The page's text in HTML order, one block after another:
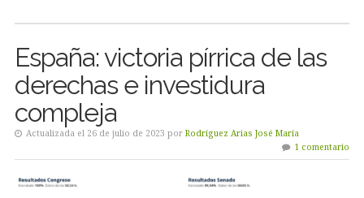
España: victoria pírrica de las
derechas e investidura
compleja
Actualizada el 26 de julio de 2023 por Rodríguez Arias José María
1 comentario